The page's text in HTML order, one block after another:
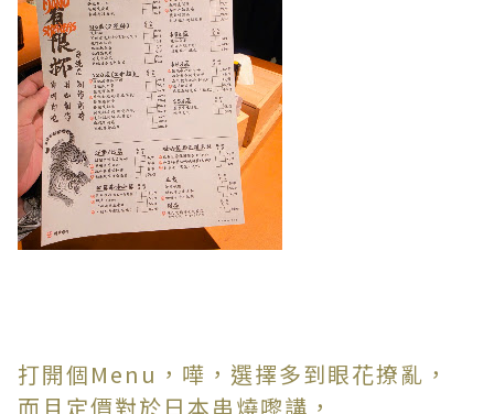
打開個Menu，嘩，選擇多到眼花撩亂，
而且定價對於日本串燒嚟講，